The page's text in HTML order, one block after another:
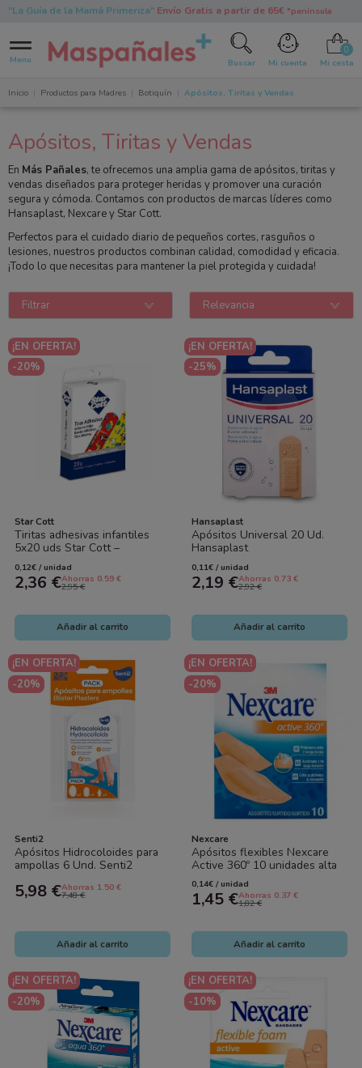
"La Guía de la Mamá Primeriza"Envío Gratis a partir de 65€ *península
Menu Buscar Mi cuenta Mi cesta
Inicio Productos para Madres Botiquín Apósitos, Tiritas y Vendas
Apósitos, Tiritas y Vendas
En Más Pañales, te ofrecemos una amplia gama de apósitos, tiritas y
vendas diseñados para proteger heridas y promover una curación
segura y cómoda. Contamos con productos de marcas líderes como
Hansaplast, Nexcare y Star Cott.
Perfectos para el cuidado diario de pequeños cortes, rasguños o
lesiones, nuestros productos combinan calidad, comodidad y eficacia.
¡Todo lo que necesitas para mantener la piel protegida y cuidada!
Filtrar Relevancia
¡EN OFERTA!
-20%
Star Cott
Tiritas adhesivas infantiles
5x20 uds Star Cott –
Protección con dibujos
0,12€ / unidad
2,36 €Ahorras 0.59 €
2,95 €
Añadir al carrito
¡EN OFERTA!
-25%
Hansaplast
Apósitos Universal 20 Ud.
Hansaplast
0,11€ / unidad
2,19 €Ahorras 0.73 €
2,92 €
Añadir al carrito
¡EN OFERTA!
-20%
Senti2
Apósitos Hidrocoloides para
ampollas 6 Und. Senti2
5,98 €Ahorras 1.50 €
7,48 €
Añadir al carrito
¡EN OFERTA!
-20%
Nexcare
Apósitos flexibles Nexcare
Active 360º 10 unidades alta
resistencia y movilidad
0,14€ / unidad
1,45 €Ahorras 0.37 €
1,82 €
Añadir al carrito
¡EN OFERTA!
-20%
¡EN OFERTA!
-10%